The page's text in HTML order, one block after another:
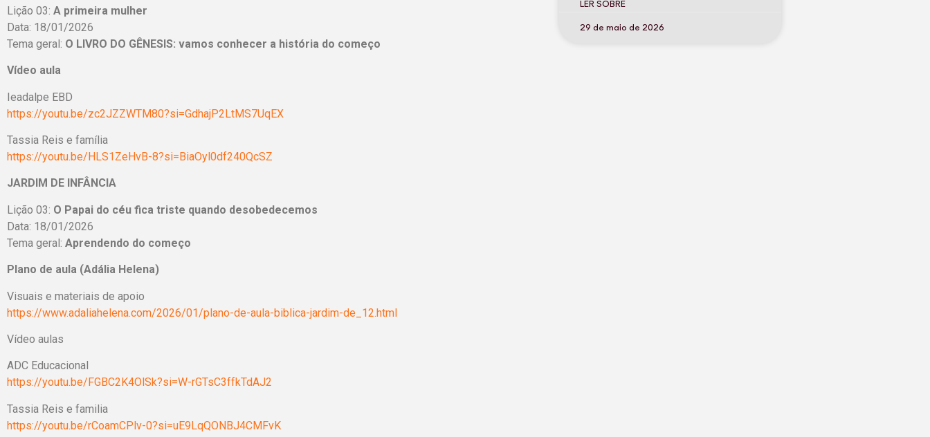
Lição 03: A primeira mulher
Data: 18/01/2026
Tema geral: O LIVRO DO GÊNESIS: vamos conhecer a história do começo
Vídeo aula
Ieadalpe EBD
https://youtu.be/zc2JZZWTM80?si=GdhajP2LtMS7UqEX
Tassia Reis e família
https://youtu.be/HLS1ZeHvB-8?si=BiaOyl0df240QcSZ
JARDIM DE INFÂNCIA
Lição 03: O Papai do céu fica triste quando desobedecemos
Data: 18/01/2026
Tema geral: Aprendendo do começo
Plano de aula (Adália Helena)
Visuais e materiais de apoio
https://www.adaliahelena.com/2026/01/plano-de-aula-biblica-jardim-de_12.html
Vídeo aulas
ADC Educacional
https://youtu.be/FGBC2K4OlSk?si=W-rGTsC3ffkTdAJ2
Tassia Reis e familia
https://youtu.be/rCoamCPlv-0?si=uE9LqQONBJ4CMFvK
LER SOBRE
29 de maio de 2026